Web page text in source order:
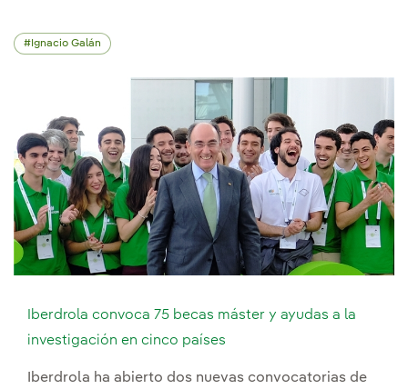
Ignacio Galán
Iberdrola convoca 75 becas máster y ayudas a la
investigación en cinco países
Iberdrola ha abierto dos nuevas convocatorias de